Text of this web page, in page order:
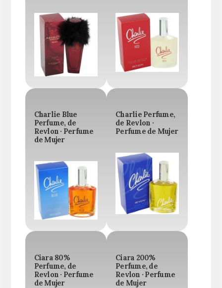
Charlie Blue
Perfume, de
Revlon · Perfume
de Mujer
Charlie Perfume,
de Revlon ·
Perfume de Mujer
Ciara 80%
Perfume, de
Revlon · Perfume
de Mujer
Ciara 200%
Perfume, de
Revlon · Perfume
de Mujer